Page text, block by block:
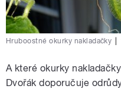
Hruboostné okurky nakladačky
A které okurky
Dvořák doporučuje